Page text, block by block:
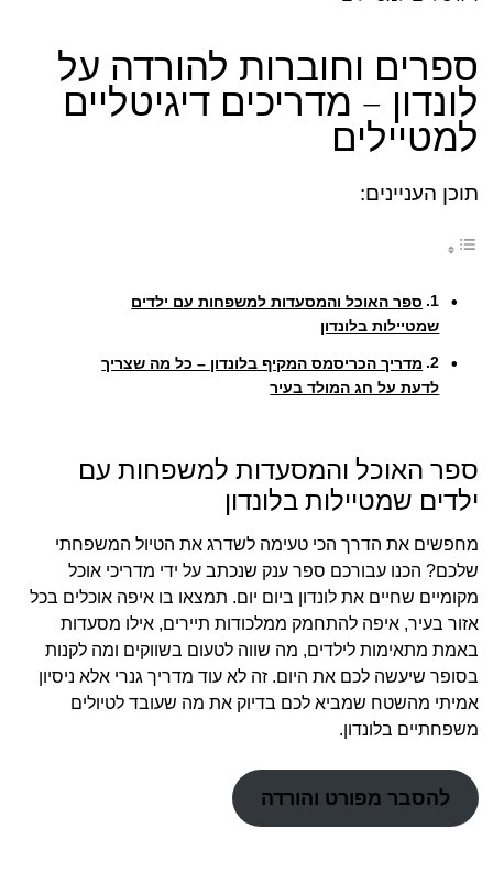
ספרים וחוברות להורדה על
לונדון – מדריכים דיגיטליים
למטיילים
תוכן העניינים:
ספר האוכל והמסעדות למשפחות עם ילדים
שמטיילות בלונדון
מדריך הכריסמס המקיף בלונדון – כל מה שצריך
לדעת על חג המולד בעיר
ספר האוכל והמסעדות למשפחות עם
ילדים שמטיילות בלונדון
מחפשים את הדרך הכי טעימה לשדרג את הטיול המשפחתי
שלכם? הכנו עבורכם ספר ענק שנכתב על ידי מדריכי אוכל
מקומיים שחיים את לונדון ביום יום. תמצאו בו איפה אוכלים בכל
אזור בעיר, איפה להתחמק ממלכודות תיירים, אילו מסעדות
באמת מתאימות לילדים, מה שווה לטעום בשווקים ומה לקנות
בסופר שיעשה לכם את היום. זה לא עוד מדריך גנרי אלא ניסיון
אמיתי מהשטח שמביא לכם בדיוק את מה שעובד לטיולים
משפחתיים בלונדון.
להסבר מפורט והורדה